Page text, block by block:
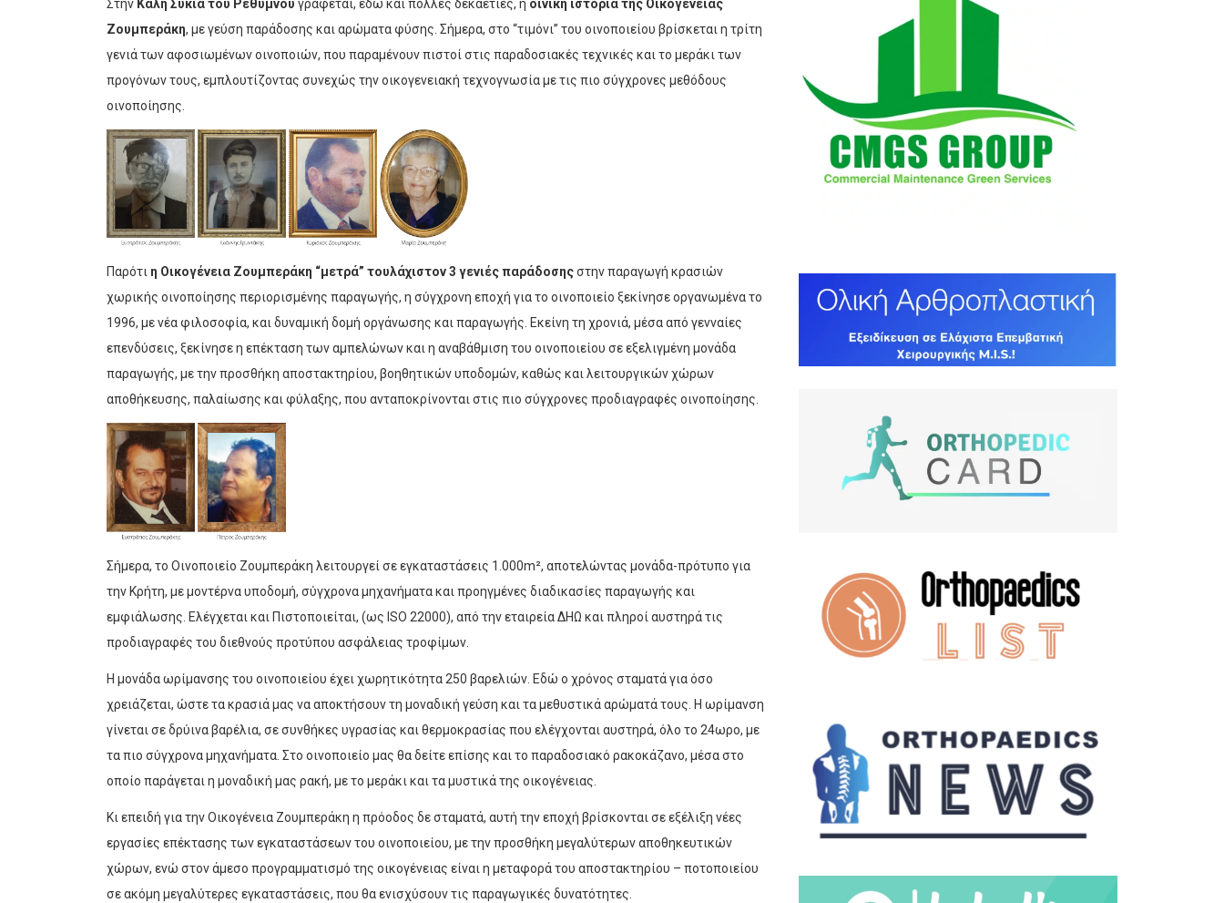
Στην Καλή Συκιά του Ρεθύμνου γράφεται, εδώ και πολλές δεκαετίες, η οινική ιστορία της Οικογένειας
Ζουμπεράκη, με γεύση παράδοσης και αρώματα φύσης. Σήμερα, στο “τιμόνι” του οινοποιείου βρίσκεται η τρίτη
γενιά των αφοσιωμένων οινοποιών, που παραμένουν πιστοί στις παραδοσιακές τεχνικές και το μεράκι των
προγόνων τους, εμπλουτίζοντας συνεχώς την οικογενειακή τεχνογνωσία με τις πιο σύγχρονες μεθόδους
οινοποίησης.
Παρότι η Οικογένεια Ζουμπεράκη “μετρά” τουλάχιστον 3 γενιές παράδοσηςστην παραγωγή κρασιών
χωρικής οινοποίησης περιορισμένης παραγωγής, η σύγχρονη εποχή για το οινοποιείο ξεκίνησε οργανωμένα το
1996, με νέα φιλοσοφία, και δυναμική δομή οργάνωσης και παραγωγής. Εκείνη τη χρονιά, μέσα από γενναίες
επενδύσεις, ξεκίνησε η επέκταση των αμπελώνων και η αναβάθμιση του οινοποιείου σε εξελιγμένη μονάδα
παραγωγής, με την προσθήκη αποστακτηρίου, βοηθητικών υποδομών, καθώς και λειτουργικών χώρων
αποθήκευσης, παλαίωσης και φύλαξης, που ανταποκρίνονται στις πιο σύγχρονες προδιαγραφές οινοποίησης.
Σήμερα, το Οινοποιείο Ζουμπεράκη λειτουργεί σε εγκαταστάσεις 1.000m², αποτελώντας μονάδα-πρότυπο για
την Κρήτη, με μοντέρνα υποδομή, σύγχρονα μηχανήματα και προηγμένες διαδικασίες παραγωγής και
εμφιάλωσης. Ελέγχεται και Πιστοποιείται, (ως ISO 22000), από την εταιρεία ΔΗΩ και πληροί αυστηρά τις
προδιαγραφές του διεθνούς προτύπου ασφάλειας τροφίμων.
Η μονάδα ωρίμανσης του οινοποιείου έχει χωρητικότητα 250 βαρελιών. Εδώ ο χρόνος σταματά για όσο
χρειάζεται, ώστε τα κρασιά μας να αποκτήσουν τη μοναδική γεύση και τα μεθυστικά αρώματά τους. Η ωρίμανση
γίνεται σε δρύινα βαρέλια, σε συνθήκες υγρασίας και θερμοκρασίας που ελέγχονται αυστηρά, όλο το 24ωρο, με
τα πιο σύγχρονα μηχανήματα. Στο οινοποιείο μας θα δείτε επίσης και το παραδοσιακό ρακοκάζανο, μέσα στο
οποίο παράγεται η μοναδική μας ρακή, με το μεράκι και τα μυστικά της οικογένειας.
Κι επειδή για την Οικογένεια Ζουμπεράκη η πρόοδος δε σταματά, αυτή την εποχή βρίσκονται σε εξέλιξη νέες
εργασίες επέκτασης των εγκαταστάσεων του οινοποιείου, με την προσθήκη μεγαλύτερων αποθηκευτικών
χώρων, ενώ στον άμεσο προγραμματισμό της οικογένειας είναι η μεταφορά του αποστακτηρίου – ποτοποιείου
σε ακόμη μεγαλύτερες εγκαταστάσεις, που θα ενισχύσουν τις παραγωγικές δυνατότητες.